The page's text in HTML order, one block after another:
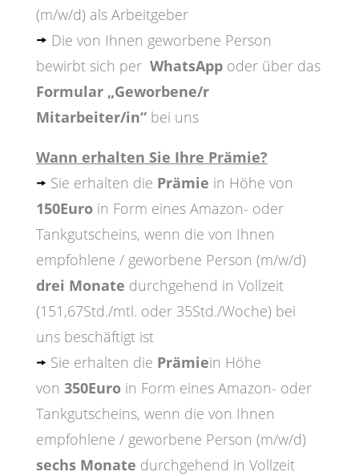
(m/w/d) als Arbeitgeber
Die von Ihnen geworbene Person
bewirbt sich per WhatsApp oder über das
Formular „Geworbene/r
Mitarbeiter/in“ bei uns
Wann erhalten Sie Ihre Prämie?
Sie erhalten die Prämie in Höhe von
150Euro in Form eines Amazon- oder
Tankgutscheins, wenn die von Ihnen
empfohlene / geworbene Person (m/w/d)
drei Monate durchgehend in Vollzeit
(151,67Std./mtl. oder 35Std./Woche) bei
uns beschäftigt ist
Sie erhalten die Prämiein Höhe
von 350Euro in Form eines Amazon- oder
Tankgutscheins, wenn die von Ihnen
empfohlene / geworbene Person (m/w/d)
sechs Monate durchgehend in Vollzeit